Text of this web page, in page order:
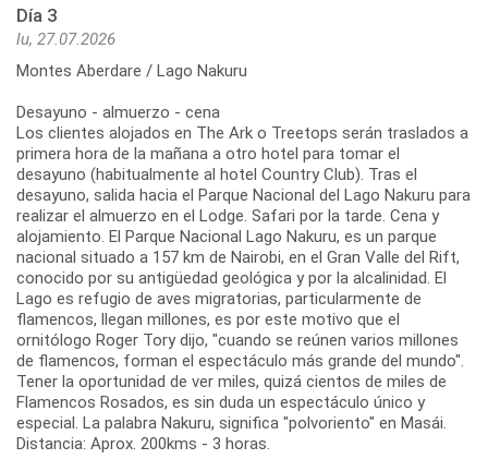
Día 3
lu, 27.07.2026
Montes Aberdare / Lago Nakuru
Desayuno - almuerzo - cena
Los clientes alojados en The Ark o Treetops serán traslados a
primera hora de la mañana a otro hotel para tomar el
desayuno (habitualmente al hotel Country Club). Tras el
desayuno, salida hacia el Parque Nacional del Lago Nakuru para
realizar el almuerzo en el Lodge. Safari por la tarde. Cena y
alojamiento. El Parque Nacional Lago Nakuru, es un parque
nacional situado a 157 km de Nairobi, en el Gran Valle del Rift,
conocido por su antigüedad geológica y por la alcalinidad. El
Lago es refugio de aves migratorias, particularmente de
flamencos, llegan millones, es por este motivo que el
ornitólogo Roger Tory dijo, "cuando se reúnen varios millones
de flamencos, forman el espectáculo más grande del mundo".
Tener la oportunidad de ver miles, quizá cientos de miles de
Flamencos Rosados, es sin duda un espectáculo único y
especial. La palabra Nakuru, significa "polvoriento" en Masái.
Distancia: Aprox. 200kms - 3 horas.